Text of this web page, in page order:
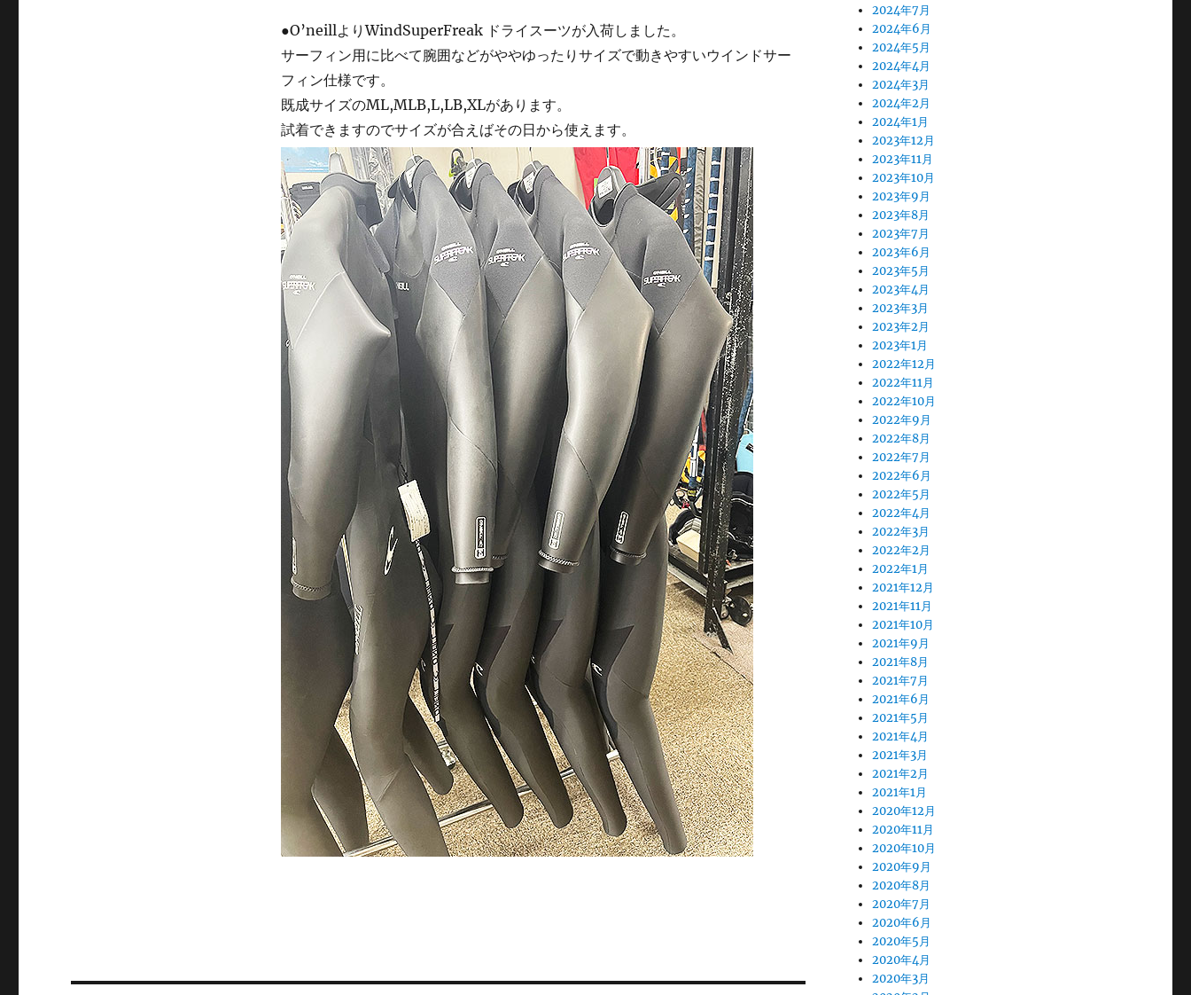
●O’neillよりWindSuperFreak ドライスーツが入荷しました。
サーフィン用に比べて腕囲などがややゆったりサイズで動きやすいウインドサー
フィン仕様です。
既成サイズのML,MLB,L,LB,XLがあります。
試着できますのでサイズが合えばその日から使えます。
2024年7月
2024年6月
2024年5月
2024年4月
2024年3月
2024年2月
2024年1月
2023年12月
2023年11月
2023年10月
2023年9月
2023年8月
2023年7月
2023年6月
2023年5月
2023年4月
2023年3月
2023年2月
2023年1月
2022年12月
2022年11月
2022年10月
2022年9月
2022年8月
2022年7月
2022年6月
2022年5月
2022年4月
2022年3月
2022年2月
2022年1月
2021年12月
2021年11月
2021年10月
2021年9月
2021年8月
2021年7月
2021年6月
2021年5月
2021年4月
2021年3月
2021年2月
2021年1月
2020年12月
2020年11月
2020年10月
2020年9月
2020年8月
2020年7月
2020年6月
2020年5月
2020年4月
2020年3月